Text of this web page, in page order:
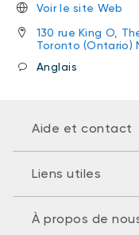
Voir le site Web
130 rue King O,
Toronto (Ontario)
Anglais
Aide et contact
Liens utiles
À propos de